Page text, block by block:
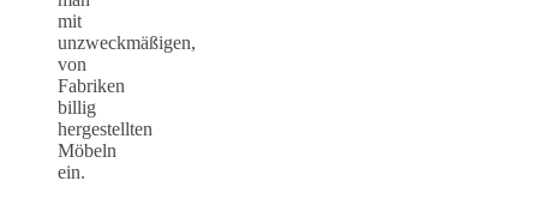
mit
unzweckmäßigen,
von
Fabriken
billig
hergestellten
Möbeln
ein.